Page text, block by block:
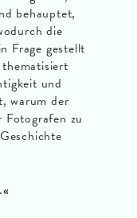
behauptet,
die
Frage gestellt
und
warum der
Fotografen zu
«